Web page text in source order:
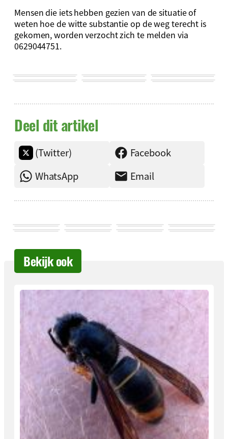
Mensen die iets hebben gezien van de situatie of
weten hoe de witte substantie op de weg terecht is
gekomen, worden verzocht zich te melden via
0629044751.
Deel dit artikel
(Twitter)
Facebook
WhatsApp
Email
Bekijk ook